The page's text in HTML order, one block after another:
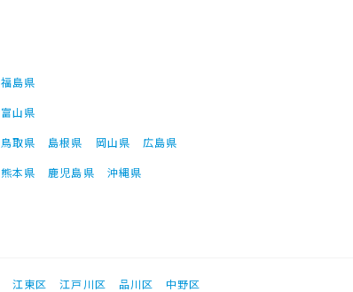
福島県
富山県
鳥取県 島根県 岡山県
広島県
熊本県 鹿児島県 沖縄県
江東区 江戸川区 品川区
中野区